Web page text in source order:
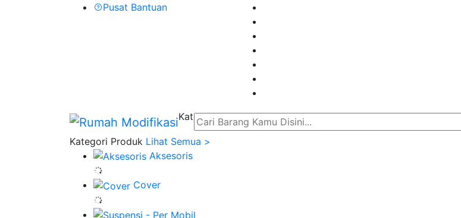
Pusat Bantuan
Kategori
Kategori Produk Lihat Semua >
Aksesoris
Cover